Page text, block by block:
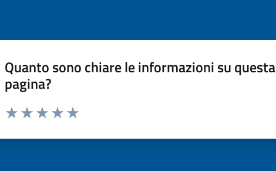
Quanto sono chiare le informazioni su questa
pagina?
Valuta da 1 a 5 stelle la pagina